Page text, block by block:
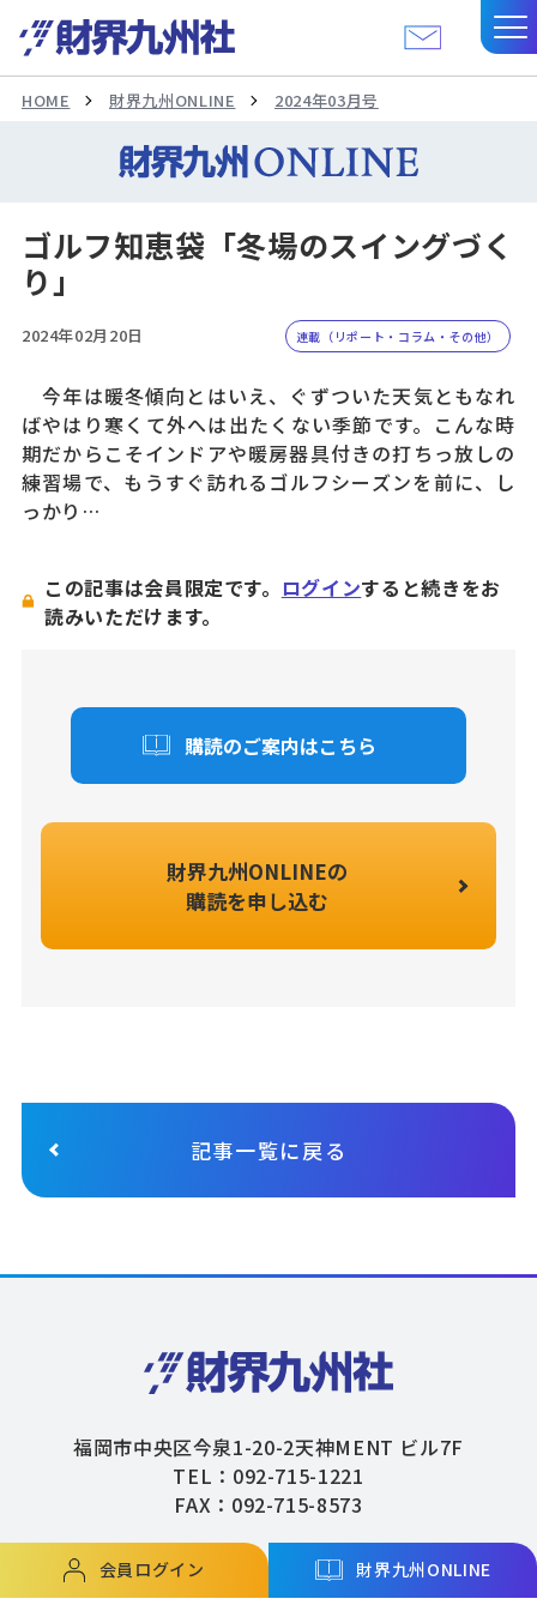
HOME 財界九州ONLINE 2024年03月号
ゴルフ知恵袋「冬場のスイングづく
り」
2024年02月20日 連載（リポート・コラム・その他）
今年は暖冬傾向とはいえ、ぐずついた天気ともなれ
ばやはり寒くて外へは出たくない季節です。こんな時
期だからこそインドアや暖房器具付きの打ちっ放しの
練習場で、もうすぐ訪れるゴルフシーズンを前に、し
っかり…
この記事は会員限定です。 ログインすると続きをお
読みいただけます。
購読のご案内はこちら
財界九州ONLINEの
購読を申し込む
記事一覧に戻る
会員ログイン 財界九州ONLINE
福岡市中央区今泉1-20-2天神MENT ビル7F
TEL：092-715-1221
FAX：092-715-8573
Copyright © ZAIKAIKYUSHU Co,.Ltd. All Rights Reserved.